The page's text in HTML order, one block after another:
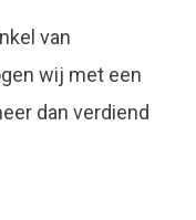
van
wij met een
dan verdiend